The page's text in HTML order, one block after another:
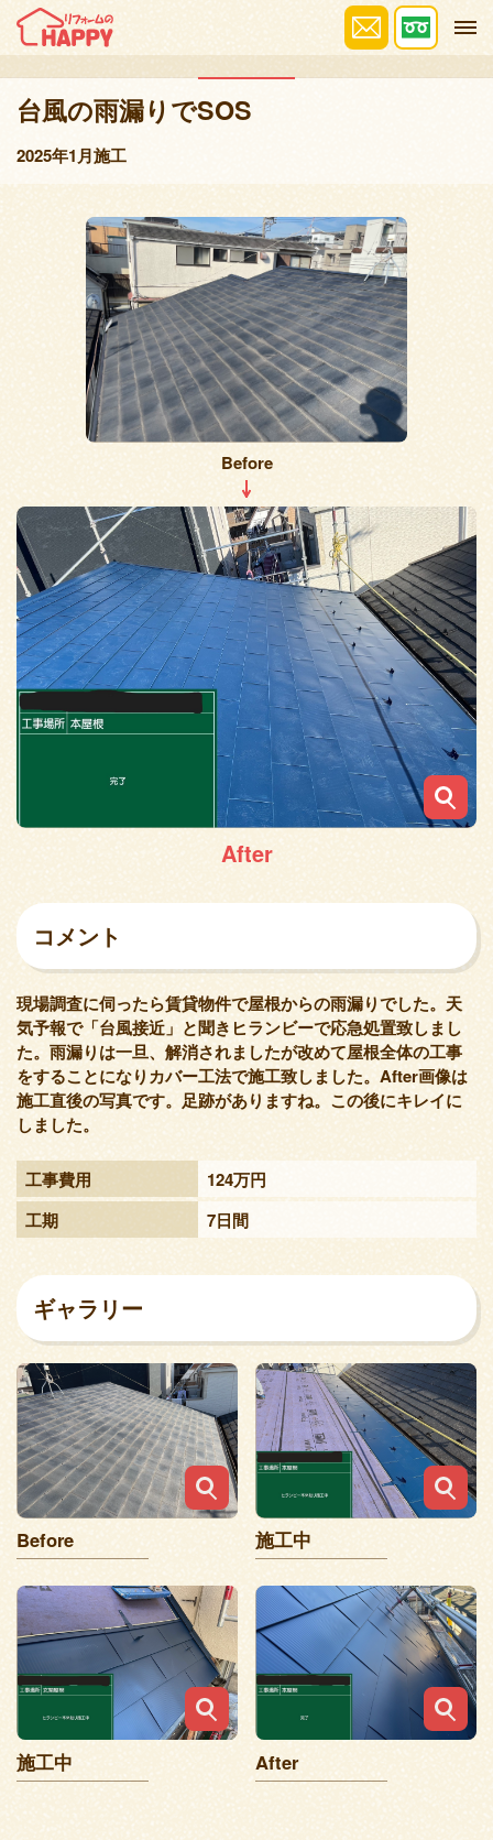
施工事例
台風の雨漏りでSOS
2025年1月施工
Before
After
コメント
現場調査に伺ったら賃貸物件で屋根からの雨漏りでした。天
気予報で「台風接近」と聞きヒランビーで応急処置致しまし
た。雨漏りは一旦、解消されましたが改めて屋根全体の工事
をすることになりカバー工法で施工致しました。After画像は
施工直後の写真です。足跡がありますね。この後にキレイに
しました。
工事費用
124万円
工期
7日間
ギャラリー
Before 施工中
施工中 After